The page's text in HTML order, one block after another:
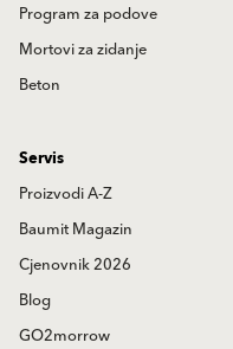
Program za podove
Mortovi za zidanje
Beton
Servis
Proizvodi A-Z
Baumit Magazin
Cjenovnik 2026
Blog
GO2morrow